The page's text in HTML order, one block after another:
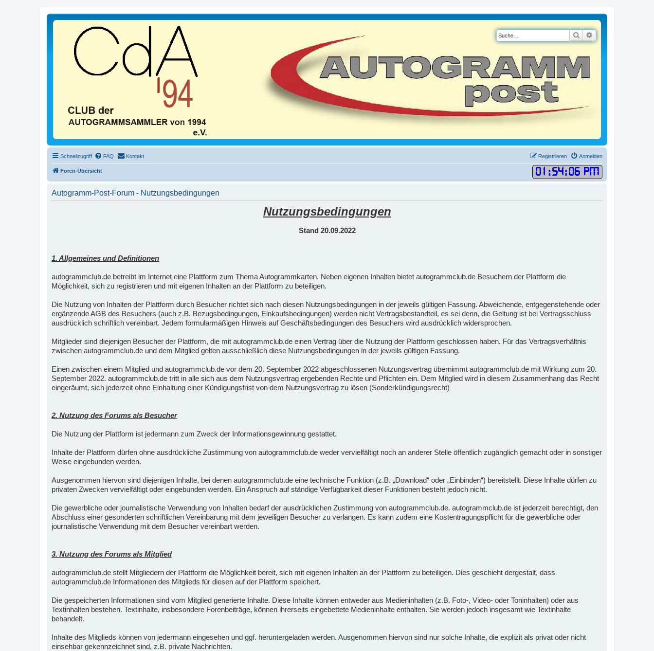
Suche
Schnellzugriff FAQ Kontakt Anmelden
Registrieren
Foren-Übersicht 01 :54:07 PM
Autogramm-Post-Forum - Nutzungsbedingungen
Nutzungsbedingungen
Stand 20.09.2022
1. Allgemeines und Definitionen
autogrammclub.de betreibt im Internet eine Plattform zum Thema Autogrammkarten. Neben eigenen Inhalten bietet autogrammclub.de Besuchern der Plattform die
Möglichkeit, sich zu registrieren und mit eigenen Inhalten an der Plattform zu beteiligen.
Die Nutzung von Inhalten der Plattform durch Besucher richtet sich nach diesen Nutzungsbedingungen in der jeweils gültigen Fassung. Abweichende, entgegenstehende oder
ergänzende AGB des Besuchers (auch z.B. Bezugsbedingungen, Einkaufsbedingungen) werden nicht Vertragsbestandteil, es sei denn, die Geltung ist bei Vertragsschluss
ausdrücklich schriftlich vereinbart. Jedem formularmäßigen Hinweis auf Geschäftsbedingungen des Besuchers wird ausdrücklich widersprochen.
Mitglieder sind diejenigen Besucher der Plattform, die mit autogrammclub.de einen Vertrag über die Nutzung der Plattform geschlossen haben. Für das Vertragsverhältnis
zwischen autogrammclub.de und dem Mitglied gelten ausschließlich diese Nutzungsbedingungen in der jeweils gültigen Fassung.
Einen zwischen einem Mitglied und autogrammclub.de vor dem 20. September 2022 abgeschlossenen Nutzungsvertrag übernimmt autogrammclub.de mit Wirkung zum 20.
September 2022. autogrammclub.de tritt in alle sich aus dem Nutzungsvertrag ergebenden Rechte und Pflichten ein. Dem Mitglied wird in diesem Zusammenhang das Recht
eingeräumt, sich jederzeit ohne Einhaltung einer Kündigungsfrist von dem Nutzungsvertrag zu lösen (Sonderkündigungsrecht)
2. Nutzung des Forums als Besucher
Die Nutzung der Plattform ist jedermann zum Zweck der Informationsgewinnung gestattet.
Inhalte der Plattform dürfen ohne ausdrückliche Zustimmung von autogrammclub.de weder vervielfältigt noch an anderer Stelle öffentlich zugänglich gemacht oder in sonstiger
Weise eingebunden werden.
Ausgenommen hiervon sind diejenigen Inhalte, bei denen autogrammclub.de eine technische Funktion (z.B. „Download“ oder „Einbinden“) bereitstellt. Diese Inhalte dürfen zu
privaten Zwecken vervielfältigt oder eingebunden werden. Ein Anspruch auf ständige Verfügbarkeit dieser Funktionen besteht jedoch nicht.
Die gewerbliche oder journalistische Verwendung von Inhalten bedarf der ausdrücklichen Zustimmung von autogrammclub.de. autogrammclub.de ist jederzeit berechtigt, den
Abschluss einer gesonderten schriftlichen Vereinbarung mit dem jeweiligen Besucher zu verlangen. Es kann zudem eine Kostentragungspflicht für die gewerbliche oder
journalistische Verwendung mit dem Besucher vereinbart werden.
3. Nutzung des Forums als Mitglied
autogrammclub.de stellt Mitgliedern der Plattform die Möglichkeit bereit, sich mit eigenen Inhalten an der Plattform zu beteiligen. Dies geschieht dergestalt, dass
autogrammclub.de Informationen des Mitglieds für diesen auf der Plattform speichert.
Die gespeicherten Informationen sind vom Mitglied generierte Inhalte. Diese Inhalte können entweder aus Medieninhalten (z.B. Foto-, Video- oder Toninhalten) oder aus
Textinhalten bestehen. Textinhalte, insbesondere Forenbeiträge, können ihrerseits eingebettete Medieninhalte enthalten. Sie werden jedoch insgesamt wie Textinhalte
behandelt.
Inhalte des Mitglieds können von jedermann eingesehen und ggf. heruntergeladen werden. Ausgenommen hiervon sind nur solche Inhalte, die explizit als privat oder nicht
einsehbar gekennzeichnet sind, z.B. private Nachrichten.